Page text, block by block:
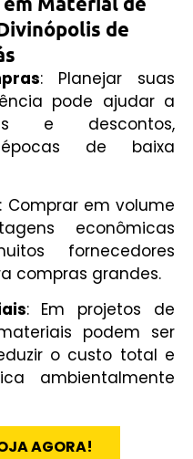
de
: Planejar suas
pode ajudar a
e descontos,
de baixa
: Comprar em volume
econômicas
fornecedores
compras grandes.
: Em projetos de
podem ser
o custo total e
ambientalmente
AGORA!